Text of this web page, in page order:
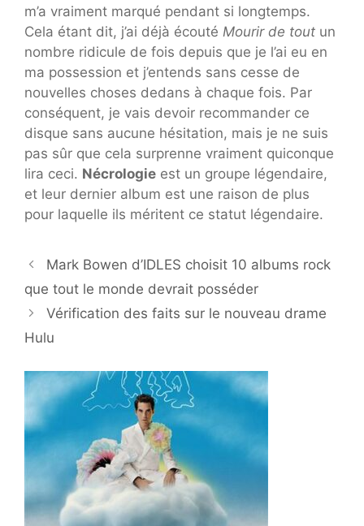
m’a vraiment marqué pendant si longtemps.
Cela étant dit, j’ai déjà écouté Mourir de tout un
nombre ridicule de fois depuis que je l’ai eu en
ma possession et j’entends sans cesse de
nouvelles choses dedans à chaque fois. Par
conséquent, je vais devoir recommander ce
disque sans aucune hésitation, mais je ne suis
pas sûr que cela surprenne vraiment quiconque
lira ceci. Nécrologie est un groupe légendaire,
et leur dernier album est une raison de plus
pour laquelle ils méritent ce statut légendaire.
Mark Bowen d’IDLES choisit 10 albums rock
que tout le monde devrait posséder
Vérification des faits sur le nouveau drame
Hulu